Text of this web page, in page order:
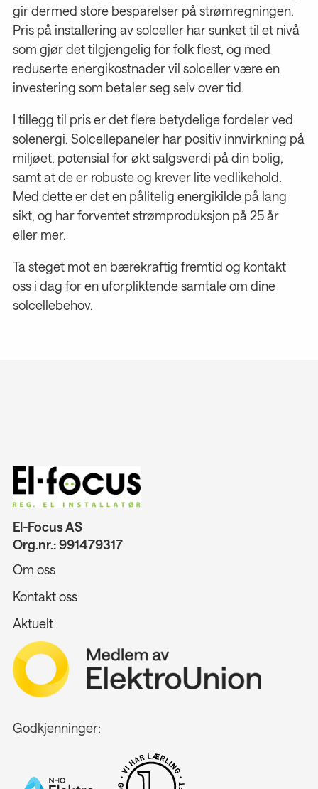
gir dermed store besparelser på strømregningen.
Pris på installering av solceller har sunket til et nivå
som gjør det tilgjengelig for folk flest, og med
reduserte energikostnader vil solceller være en
investering som betaler seg selv over tid.
I tillegg til pris er det flere betydelige fordeler ved
solenergi. Solcellepaneler har positiv innvirkning på
miljøet, potensial for økt salgsverdi på din bolig,
samt at de er robuste og krever lite vedlikehold.
Med dette er det en pålitelig energikilde på lang
sikt, og har forventet strømproduksjon på 25 år
eller mer.
Ta steget mot en bærekraftig fremtid og kontakt
oss i dag for en uforpliktende samtale om dine
solcellebehov.
El-Focus AS
Org.nr.: 991479317
Om oss
Kontakt oss
Aktuelt
Godkjenninger: